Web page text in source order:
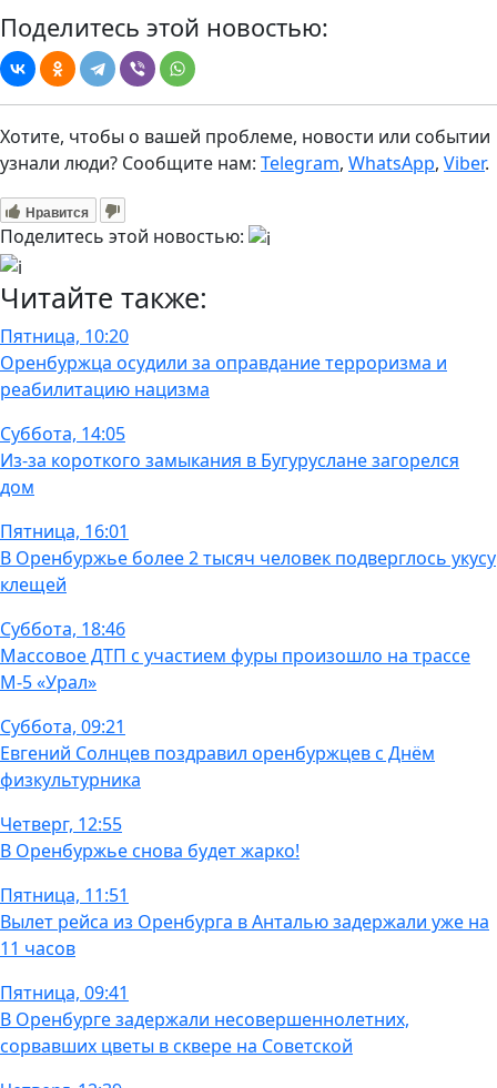
Поделитесь этой новостью:
Хотите, чтобы о вашей проблеме, новости или событии
узнали люди? Сообщите нам: Telegram, WhatsApp, Viber.
Нравится
Поделитесь этой новостью:
Читайте также:
Пятница, 10:20
Оренбуржца осудили за оправдание терроризма и
реабилитацию нацизма
Суббота, 14:05
Из-за короткого замыкания в Бугуруслане загорелся
дом
Пятница, 16:01
В Оренбуржье более 2 тысяч человек подверглось укусу
клещей
Суббота, 18:46
Массовое ДТП с участием фуры произошло на трассе
М-5 «Урал»
Суббота, 09:21
Евгений Солнцев поздравил оренбуржцев с Днём
физкультурника
Четверг, 12:55
В Оренбуржье снова будет жарко!
Пятница, 11:51
Вылет рейса из Оренбурга в Анталью задержали уже на
11 часов
Пятница, 09:41
В Оренбурге задержали несовершеннолетних,
сорвавших цветы в сквере на Советской